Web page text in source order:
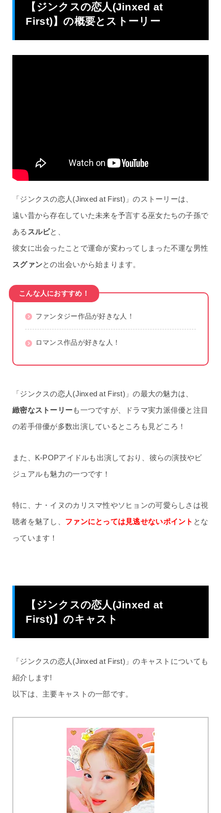
【ジンクスの恋人(Jinxed at
First)】の概要とストーリー
「ジンクスの恋人(Jinxed at First)」のストーリーは、
遠い昔から存在していた未来を予言する巫女たちの子孫で
ある スルビと、
彼女に出会ったことで運命が変わってしまった不運な男性
スグァンとの出会いから始まります。
こんな人におすすめ！
ファンタジー作品が好きな人！
ロマンス作品が好きな人！
「ジンクスの恋人(Jinxed at First)」の最大の魅力は、
緻密なストーリーも一つですが、ドラマ実力派俳優と注目
の若手俳優が多数出演しているところも見どころ！
また、K-POPアイドルも出演しており、彼らの演技やビ
ジュアルも魅力の一つです！
特に、ナ・イヌのカリスマ性やソヒョンの可愛らしさは視
聴者を魅了し、 ファンにとっては見逃せないポイント とな
っています！
【ジンクスの恋人(Jinxed at
First)】のキャスト
「ジンクスの恋人(Jinxed at First)」のキャストについても
紹介します!
以下は、主要キャストの一部です。